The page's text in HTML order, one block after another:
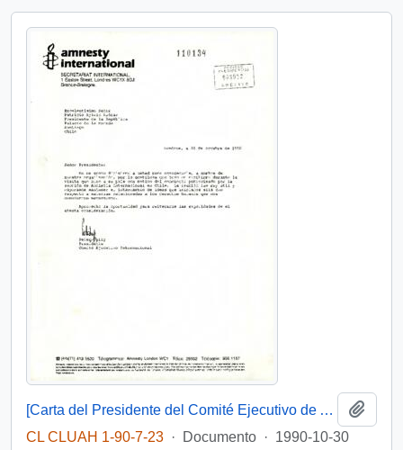
[Carta del Presidente del Comité Ejecutivo de Amnistía Internacional dirigida al Presidente Patricio Aylwin]
CL CLUAH 1-90-7-23 · Documento · 1990-10-30